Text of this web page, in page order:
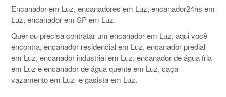
Encanador em Luz, encanadores em Luz, encanador24hs em
Luz, encanador em SP em Luz.
Quer ou precisa contratar um encanador em Luz, aqui você
encontra, encanador residencial em Luz, encanador predial
em Luz, encanador industrial em Luz, encanador de água fria
em Luz e encanador de água quente em Luz, caça
vazamento em Luz e gasista em Luz.